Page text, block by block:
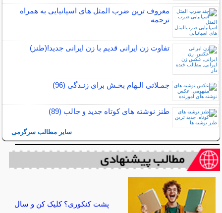
معروف ترین ضرب المثل های اسپانیایی به همراه
ترجمه
تفاوت زن ایرانی قدیم با زن ایرانی جدید!(طنز)
جمـلاتی الـهام بخـش برای زنـدگی (96)
طنز نوشته های کوتاه جدید و جالب (89)
سایر مطالب سرگرمی
پشت کنکوری؟ کلیک کن و سال